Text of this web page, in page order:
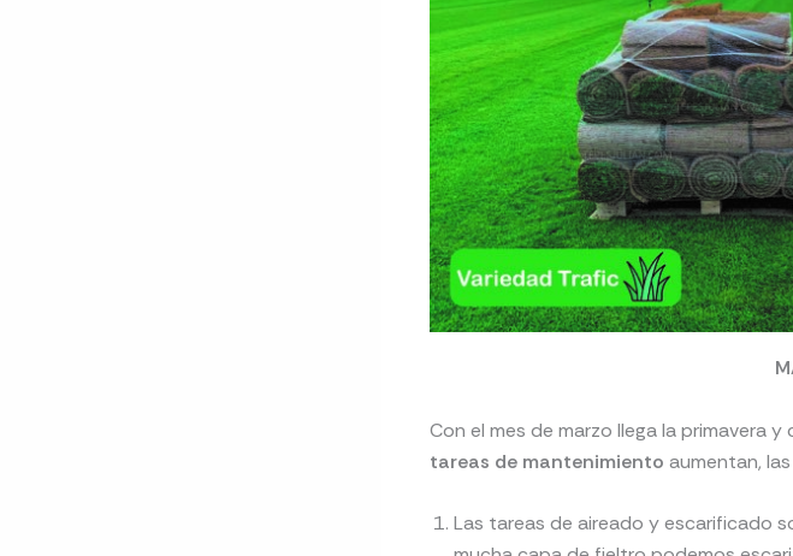
Con el mes de marzo llega la primavera y
tareas de mantenimiento aumentan,
Las tareas de aireado y escarificado